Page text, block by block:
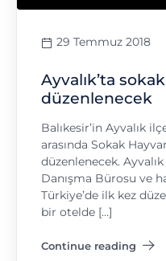
29 Temmuz 2018
Ayvalık’ta
düzenlenecek
Balıkesir’in Ayvalık
arasında Sokak
düzenlenecek.
Danışma Bürosu ve
Türkiye’de ilk kez
bir otelde […]
Continue reading
"Ayvalık’ta sokak